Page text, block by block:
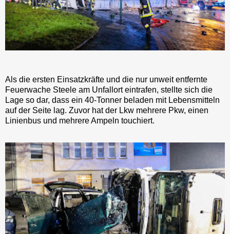
Als die ersten Einsatzkräfte und die nur unweit entfernte
Feuerwache Steele am Unfallort eintrafen, stellte sich die
Lage so dar, dass ein 40-Tonner beladen mit Lebensmitteln
auf der Seite lag. Zuvor hat der Lkw mehrere Pkw, einen
Linienbus und mehrere Ampeln touchiert.